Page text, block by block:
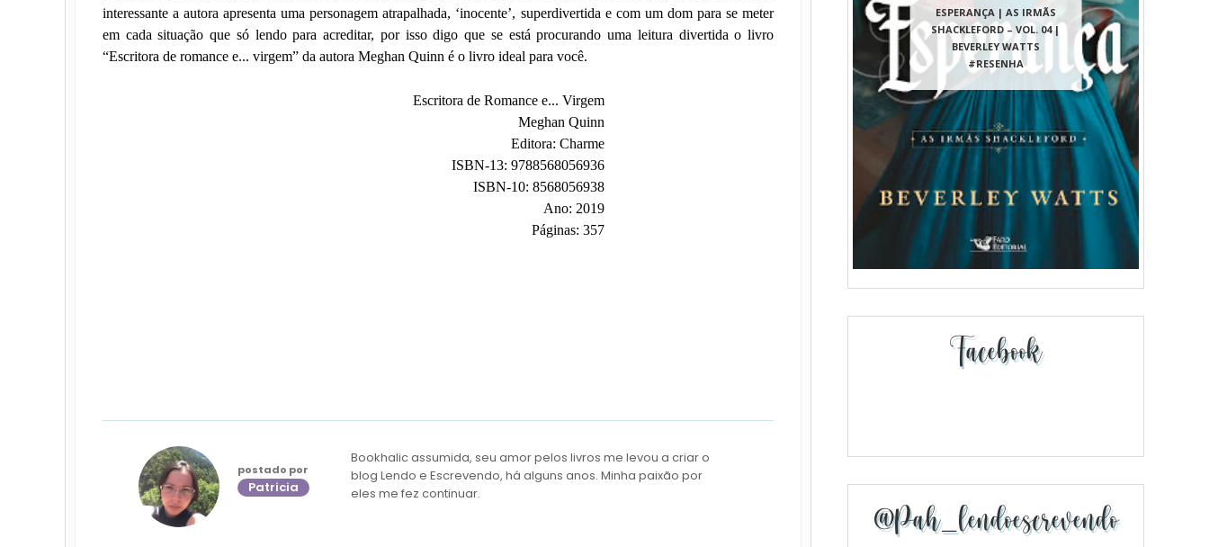
interessante a autora apresenta uma personagem atrapalhada, ‘inocente’, superdivertida e com um dom para se meter
em cada situação que só lendo para acreditar, por isso digo que se está procurando uma leitura divertida o livro
“Escritora de romance e... virgem” da autora Meghan Quinn é o livro ideal para você.
Escritora de Romance e... Virgem
Meghan Quinn
Editora: Charme
ISBN-13: 9788568056936
ISBN-10: 8568056938
Ano: 2019
Páginas: 357
postado por
Patricia
Bookhalic assumida, seu amor pelos livros me levou a criar o
blog Lendo e Escrevendo, há alguns anos. Minha paixão por
eles me fez continuar.
ESPERANÇA | AS IRMÃS
SHACKLEFORD – VOL. 04 |
BEVERLEY WATTS
#RESENHA
Facebook
@pah_lendoescrevendo